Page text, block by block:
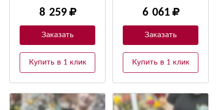
8 259
Заказать
Купить в 1 клик
равнодушным даже
натуру!!!
6 061
Заказать
Купить в 1 клик